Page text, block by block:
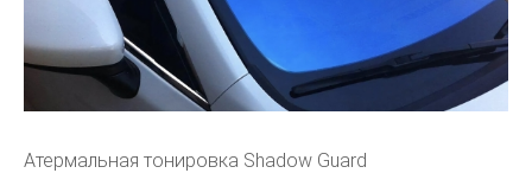
Атермальная тонировка Shadow Guard